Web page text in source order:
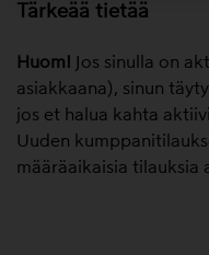
Tärkeää tietää
Huom!
Jos sinulla on
asiakkaana), sinun
jos et halua kahta
Uuden
määräaikaisia tilauksia